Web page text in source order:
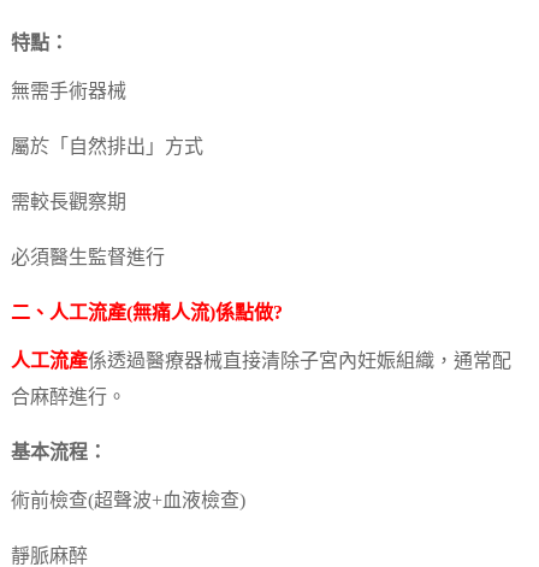
特點：
無需手術器械
屬於「自然排出」方式
需較長觀察期
必須醫生監督進行
二、 人工流產(無痛人流)係點做?
人工流產係透過醫療器械直接清除子宮內妊娠組織，通常配
合麻醉進行。
基本流程：
術前檢查(超聲波+血液檢查)
靜脈麻醉